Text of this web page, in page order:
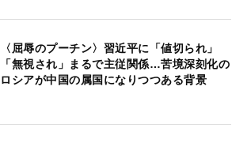
〈屈辱のプーチン〉習近平に「値切られ」
「無視され」まるで主従関係…苦境深刻化の
ロシアが中国の属国になりつつある背景